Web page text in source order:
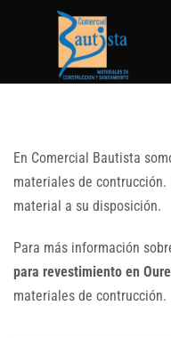
En Comercial Bautista
materiales de
material a su disposición.
Para más información
para revestimiento en
materiales de contrucción.